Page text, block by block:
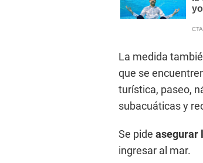
La medida
que se
turística, paseo,
subacuáticas y
Se pide asegurar
ingresar al mar.